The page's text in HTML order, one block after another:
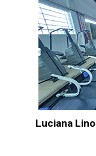
Luciana